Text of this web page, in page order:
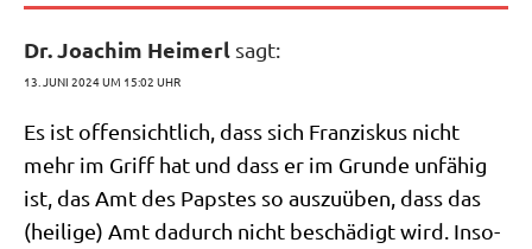
Dr. Joachim Heimerl sagt:
13. JUNI 2024 UM 15:02 UHR
Es ist offen­sicht­lich, dass sich Fran­zis­kus nicht
mehr im Griff hat und dass er im Grun­de unfä­hig
ist, das Amt des Pap­stes so aus­zu­üben, dass das
(hei­li­ge) Amt dadurch nicht beschä­digt wird. Inso­